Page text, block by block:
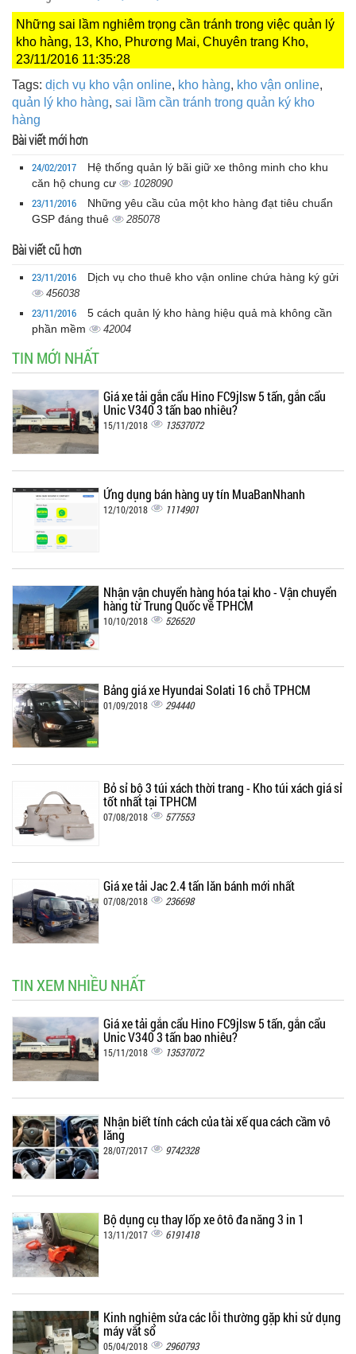
Những sai lầm nghiêm trọng cần tránh trong việc quản lý
kho hàng, 13, Kho, Phương Mai, Chuyên trang Kho,
23/11/2016 11:35:28
Tags: dịch vụ kho vận online, kho hàng, kho vận online,
quản lý kho hàng, sai lầm cần tránh trong quản ký kho
hàng
Bài viết mới hơn
24/02/2017
Hệ thống quản lý bãi giữ xe thông minh cho khu
căn hộ chung cư
1028090
23/11/2016
Những yêu cầu của một kho hàng đạt tiêu chuẩn
GSP đáng thuê
285078
Bài viết cũ hơn
23/11/2016 Dịch vụ cho thuê kho vận online chứa hàng ký gửi
456038
23/11/2016
5 cách quản lý kho hàng hiệu quả mà không cần
phần mềm
42004
TIN MỚI NHẤT
Giá xe tải gắn cẩu Hino FC9jlsw 5 tấn, gắn cẩu
Unic V340 3 tấn bao nhiêu?
15/11/2018 13537072
Ứng dụng bán hàng uy tín MuaBanNhanh
12/10/2018 1114901
Nhận vận chuyển hàng hóa tại kho - Vận chuyển
hàng từ Trung Quốc về TPHCM
10/10/2018 526520
Bảng giá xe Hyundai Solati 16 chỗ TPHCM
01/09/2018 294440
Bỏ sỉ bộ 3 túi xách thời trang - Kho túi xách giá sỉ
tốt nhất tại TPHCM
07/08/2018 577553
Giá xe tải Jac 2.4 tấn lăn bánh mới nhất
07/08/2018 236698
TIN XEM NHIỀU NHẤT
Giá xe tải gắn cẩu Hino FC9jlsw 5 tấn, gắn cẩu
Unic V340 3 tấn bao nhiêu?
15/11/2018 13537072
Nhận biết tính cách của tài xế qua cách cầm vô
lăng
28/07/2017 9742328
Bộ dụng cụ thay lốp xe ôtô đa năng 3 in 1
13/11/2017 6191418
Kinh nghiệm sửa các lỗi thường gặp khi sử dụng
máy vắt sổ
05/04/2018 2960793